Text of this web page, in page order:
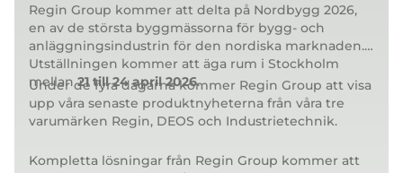
Regin Group kommer att delta på Nordbygg 2026,
en av de största byggmässorna för bygg- och
anläggningsindustrin för den nordiska marknaden.
Utställningen kommer att äga rum i Stockholm
mellan21 till 24 april 2026.
Under de fyra dagarna kommer Regin Group att visa
upp våra senaste produktnyheterna från våra tre
varumärken Regin, DEOS och Industrietechnik.
Kompletta lösningar från Regin Group kommer att